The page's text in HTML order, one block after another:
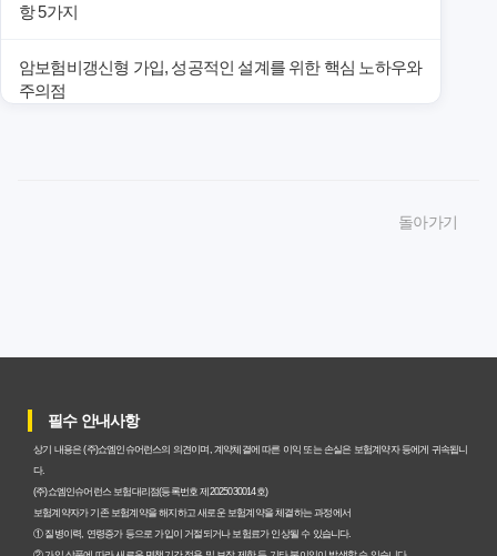
항 5가지
암보험비갱신형 가입, 성공적인 설계를 위한 핵심 노하우와
주의점
갱신형 암보험과 비갱신형, 어떤 차이가 있을까? 내게 맞는
암보험비갱신형, 평생 고정 보험료의 숨겨진 가치와 현명한
선택 기준
암보험 비갱신형, 왜 지금 선택해야 할까요? 미래 보험료 걱
정 끝내는 방법
돌아가기
필수 안내사항
상기 내용은 (주)쇼엠인슈어런스의 의견이며, 계약체결에 따른 이익 또는 손실은 보험계약자 등에게 귀속됩니
다.
(주)쇼엠인슈어런스 보험대리점(등록번호 제2025030014호)
보험계약자가 기존 보험계약을 해지하고 새로운 보험계약을 체결하는 과정에서
① 질병이력, 연령증가 등으로 가입이 거절되거나 보험료가 인상될 수 있습니다.